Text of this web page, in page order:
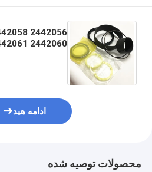
ادامه هید
محصولات توصیه شده